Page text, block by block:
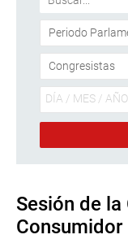
Sesión de
Consumidor